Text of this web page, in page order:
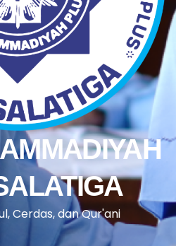
Cerdas, dan Qur'ani